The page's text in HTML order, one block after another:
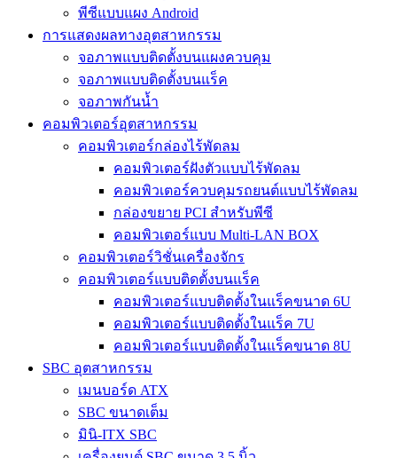
พีซีแบบแผง Android
การแสดงผลทางอุตสาหกรรม
จอภาพแบบติดตั้งบนแผงควบคุม
จอภาพแบบติดตั้งบนแร็ค
จอภาพกันน้ำ
คอมพิวเตอร์อุตสาหกรรม
คอมพิวเตอร์กล่องไร้พัดลม
คอมพิวเตอร์ฝังตัวแบบไร้พัดลม
คอมพิวเตอร์ควบคุมรถยนต์แบบไร้พัดลม
กล่องขยาย PCI สำหรับพีซี
คอมพิวเตอร์แบบ Multi-LAN BOX
คอมพิวเตอร์วิชั่นเครื่องจักร
คอมพิวเตอร์แบบติดตั้งบนแร็ค
คอมพิวเตอร์แบบติดตั้งในแร็คขนาด 6U
คอมพิวเตอร์แบบติดตั้งในแร็ค 7U
คอมพิวเตอร์แบบติดตั้งในแร็คขนาด 8U
SBC อุตสาหกรรม
เมนบอร์ด ATX
SBC ขนาดเต็ม
มินิ-ITX SBC